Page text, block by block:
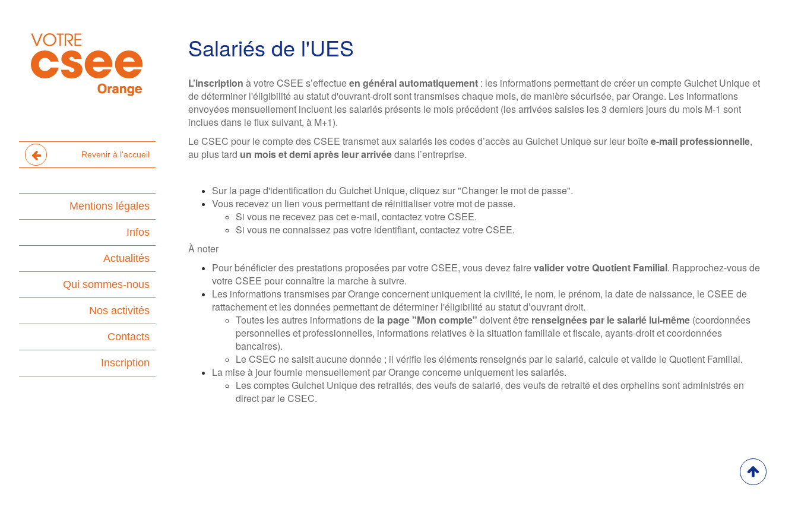
Revenir à l'accueil
Mentions légales
Infos
Actualités
Qui sommes-nous
Nos activités
Contacts
Inscription
Salariés de l'UES
L’inscription à votre CSEE s’effectueen général automatiquement : les informations permettant de créer un compte Guichet Unique et
de déterminer l'éligibilité au statut d'ouvrant-droit sont transmises chaque mois, de manière sécurisée, par Orange. Les informations
envoyées mensuellement incluent les salariés présents le mois précédent (les arrivées saisies les 3 derniers jours du mois M-1 sont
inclues dans le flux suivant, à M+1).
Le CSEC pour le compte des CSEE transmet aux salariés les codes d’accès au Guichet Unique sur leur boîtee-mail professionnelle,
au plus tard un mois et demi après leur arrivéedans l’entreprise.
Sur la page d'identification du Guichet Unique, cliquez sur "Changer le mot de passe".
Vous recevez un lien vous permettant de réinitialiser votre mot de passe.
Si vous ne recevez pas cet e-mail, contactez votre CSEE.
Si vous ne connaissez pas votre identifiant, contactez votre CSEE.
À noter
Pour bénéficier des prestations proposées par votre CSEE, vous devez fairevalider votre Quotient Familial. Rapprochez-vous de
votre CSEE pour connaître la marche à suivre.
Les informations transmises par Orange concernent uniquement la civilité, le nom, le prénom, la date de naissance, le CSEE de
rattachement et les données permettant de déterminer l'éligibilité au statut d’ouvrant droit.
Toutes les autres informations de la page "Mon compte" doivent être renseignées par le salarié lui-même (coordonnées
personnelles et professionnelles, informations relatives è la situation familiale et fiscale, ayants-droit et coordonnées
bancaires).
Le CSEC ne saisit aucune donnée ; il vérifie les éléments renseignés par le salarié, calcule et valide le Quotient Familial.
La mise à jour fournie mensuellement par Orange concerne uniquement les salariés.
Les comptes Guichet Unique des retraités, des veufs de salarié, des veufs de retraité et des orphelins sont administrés en
direct par le CSEC.